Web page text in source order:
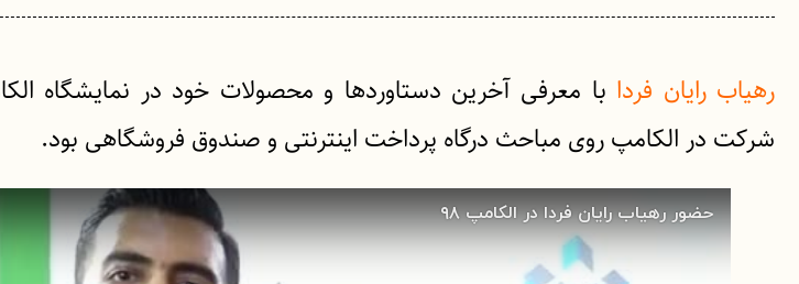
رهیاب رایان فردا با معرفی آخرین دستاوردها و محصولات خود در نمایشگاه
شرکت در الکامپ روی مباحث درگاه پرداخت اینترنتی و صندوق فروشگاهی بود.